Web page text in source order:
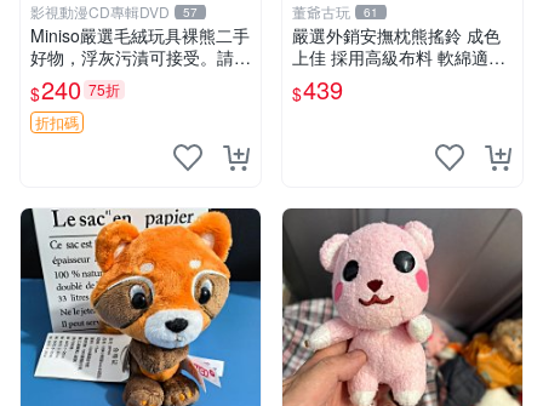
影視動漫CD專輯DVD 57
Miniso嚴選毛絨玩具裸熊二手
好物，浮灰污漬可接受。請詳
閱照片再下單，售出不退不
換。全新品相收藏推薦。 裸
熊 毛絨玩具 收藏
$240 75折
折扣碼
董爺古玩 61
嚴選外銷安撫枕熊搖鈴 成色
上佳 採用高級布料 軟綿適合
收藏 安心選購 安撫枕 熊玩具
搖鈴
$439